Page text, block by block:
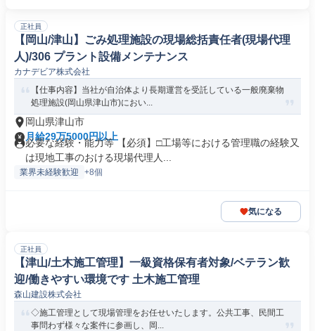
正社員
【岡山/津山】ごみ処理施設の現場総括責任者(現場代理
人)/306 プラント設備メンテナンス
カナデビア株式会社
【仕事内容】当社が自治体より長期運営を受託している一般廃棄物
処理施設(岡山県津山市)におい...
岡山県津山市
月給29万5000円以上
必要な経験・能力等 【必須】□工場等における管理職の経験又
は現地工事のおける現場代理人...
業界未経験歓迎 +8個
気になる
正社員
【津山/土木施工管理】一級資格保有者対象/ベテラン歓
迎/働きやすい環境です 土木施工管理
森山建設株式会社
◇施工管理として現場管理をお任せいたします。公共工事、民間工
事問わず様々な案件に参画し、岡...